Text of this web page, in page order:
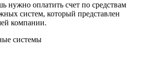
нужно оплатить счет по средствам
систем, который представлен
компании.
системы